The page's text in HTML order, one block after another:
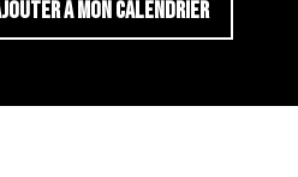
À MON CALENDRIER